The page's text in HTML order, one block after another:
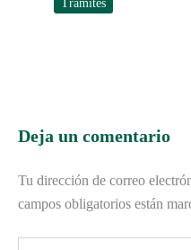
Trámites
Deja un comentario
Tu dirección de correo
campos obligatorios están